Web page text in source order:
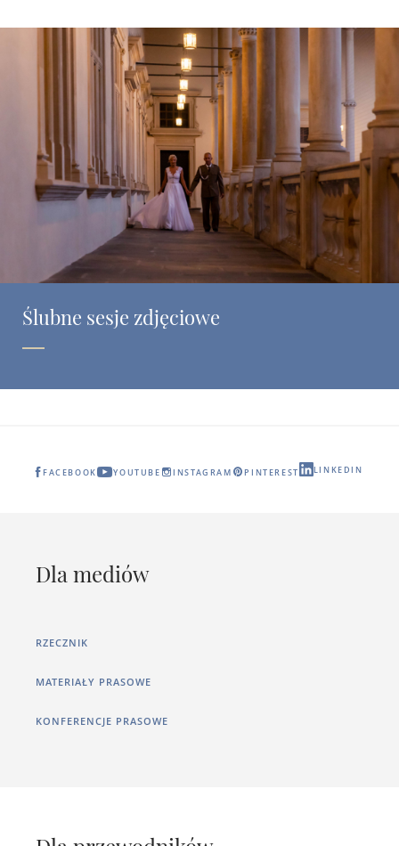
Ślubne sesje zdjęciowe
FACEBOOK YOUTUBE INSTAGRAM PINTEREST LINKEDIN
Dla mediów
RZECZNIK
MATERIAŁY PRASOWE
KONFERENCJE PRASOWE